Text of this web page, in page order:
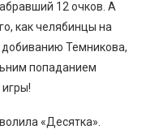
12 очков. А
как челябинцы на
Темникова,
попаданием
«Десятка».